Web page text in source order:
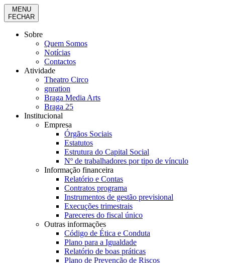
MENU
FECHAR
Sobre
Quem Somos
Notícias
Contactos
Atividade
Theatro Circo
gnration
Braga Media Arts
Braga 25
Institucional
Empresa
Órgãos Sociais
Estatutos
Estrutura do Capital Social
Nº de trabalhadores por tipo de vínculo
Informação financeira
Relatório e Contas
Contratos programa
Instrumentos de gestão previsional
Execuções trimestrais
Pareceres do fiscal único
Outras informações
Código de Ética e Conduta
Plano para a Igualdade
Relatório de boas práticas
Plano de Prevenção de Riscos